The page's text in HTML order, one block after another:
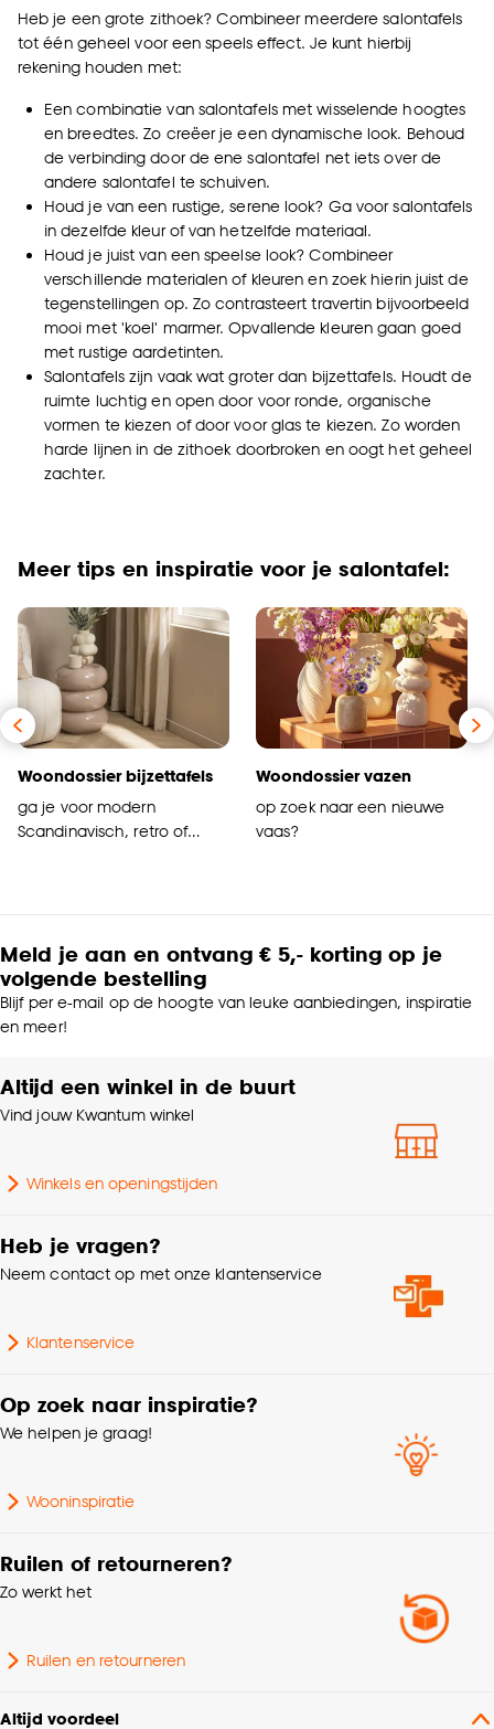
Heb je een grote zithoek? Combineer meerdere salontafels
tot één geheel voor een speels effect. Je kunt hierbij
rekening houden met:
Een combinatie van salontafels met wisselende hoogtes
en breedtes. Zo creëer je een dynamische look. Behoud
de verbinding door de ene salontafel net iets over de
andere salontafel te schuiven.
Houd je van een rustige, serene look? Ga voor salontafels
in dezelfde kleur of van hetzelfde materiaal.
Houd je juist van een speelse look? Combineer
verschillende materialen of kleuren en zoek hierin juist de
tegenstellingen op. Zo contrasteert travertin bijvoorbeeld
mooi met 'koel' marmer. Opvallende kleuren gaan goed
met rustige aardetinten.
Salontafels zijn vaak wat groter dan bijzettafels. Houdt de
ruimte luchtig en open door voor ronde, organische
vormen te kiezen of door voor glas te kiezen. Zo worden
harde lijnen in de zithoek doorbroken en oogt het geheel
zachter.
Meer tips en inspiratie voor je salontafel:
Woondossier bijzettafels
ga je voor modern
Scandinavisch, retro of
Woondossier vazen
op zoek naar een nieuwe
vaas?
Meld je aan en ontvang € 5,- korting op je
volgende bestelling
Blijf per e-mail op de hoogte van leuke aanbiedingen, inspiratie
en meer!
Altijd een winkel in de buurt
Vind jouw Kwantum winkel
Winkels en openingstijden
Heb je vragen?
Neem contact op met onze klantenservice
Klantenservice
Op zoek naar inspiratie?
We helpen je graag!
Wooninspiratie
Ruilen of retourneren?
Zo werkt het
Ruilen en retourneren
Altijd voordeel